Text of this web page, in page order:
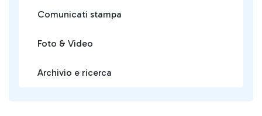
Comunicati stampa
Foto & Video
Archivio e ricerca